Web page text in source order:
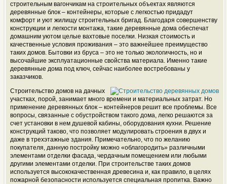
строительным вагончикам на строительных объектах являются
деревянные блок – контейнеры, которые с легкостью придадут
комфорт и уют жилищу строительных бригад. Благодаря совершенству
конструкции и легкости монтажа, такие деревянные дома обеспечат
домашним уютом целые вахтовые поселки. Низкая стоимость и
качественные условия проживания – это важнейшее преимущество
таких домов. Бытовки из бруса – это не только экологичность, но и
высочайшие эксплуатационные свойства материала. Именно такие
деревянные дома под ключ, сейчас наиболее востребованы у
заказчиков.
Строительство домов на дачных
участках, порой, занимает много времени и материальных затрат. Но
применение деревянных блок – контейнеров решит все проблемы. Все
вопросы, связанные с обустройством такого дома, легко решаются за
счет установки в нем душевой кабины, оборудования кухни. Решение
конструкций таково, что позволяет модулировать строения в двух и
даже в трехэтажные здания. Примечательно, что по желанию
покупателя, данную постройку можно «облагородить» различными
элементами отделки фасада, чердачным помещением или любыми
другими элементами отделки. При строительстве таких домов
используется высококачественная древесина и, как правило, в целях
пожарной безопасности используется специальная пропитка. Важно